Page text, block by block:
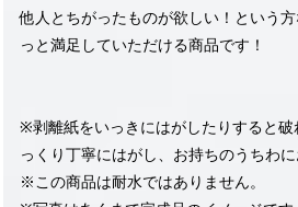
他人とちがったものが欲しい！という
っと満足していただける商品です！
※剥離紙をいっきにはがしたりすると破
っくり丁寧にはがし、お持ちのうちわに
※この商品は耐水ではありません。